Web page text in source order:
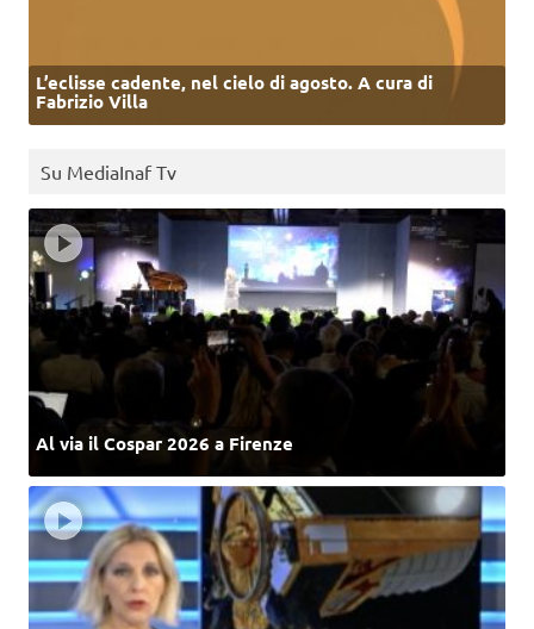
L’eclisse cadente, nel cielo di agosto. A cura di
Fabrizio Villa
Su MediaInaf Tv
Al via il Cospar 2026 a Firenze